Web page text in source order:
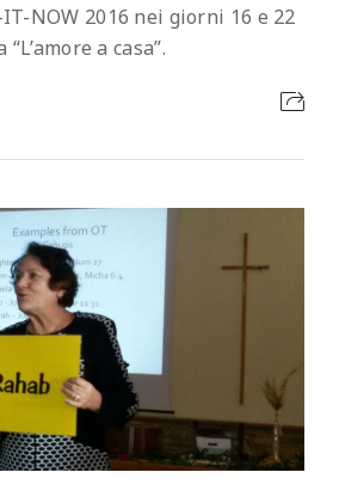
NOW 2016 nei giorni 16 e 22
a casa”.